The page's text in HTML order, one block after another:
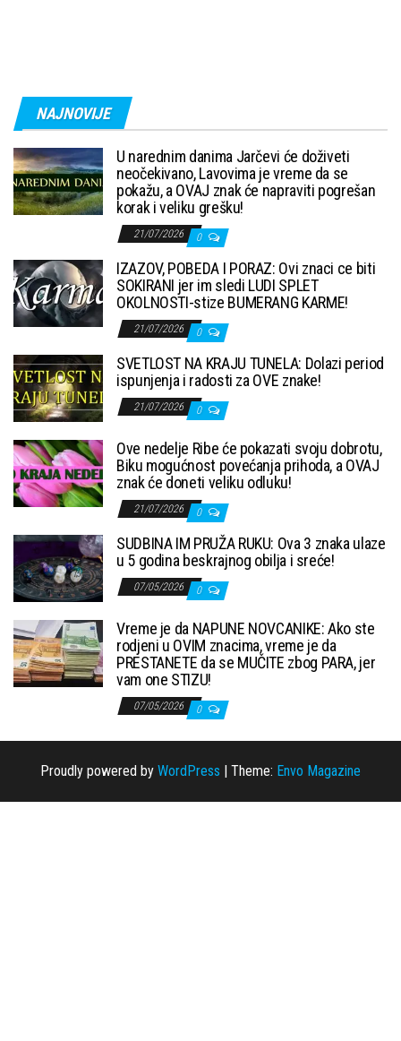
NAJNOVIJE
U narednim danima Jarčevi će doživeti
neočekivano, Lavovima je vreme da se
pokažu, a OVAJ znak će napraviti pogrešan
korak i veliku grešku!
21/07/2026 0
IZAZOV, POBEDA I PORAZ: Ovi znaci ce biti
SOKIRANI jer im sledi LUDI SPLET
OKOLNOSTI-stize BUMERANG KARME!
21/07/2026 0
SVETLOST NA KRAJU TUNELA: Dolazi period
ispunjenja i radosti za OVE znake!
21/07/2026 0
Ove nedelje Ribe će pokazati svoju dobrotu,
Biku mogućnost povećanja prihoda, a OVAJ
znak će doneti veliku odluku!
21/07/2026 0
SUDBINA IM PRUŽA RUKU: Ova 3 znaka ulaze
u 5 godina beskrajnog obilja i sreće!
07/05/2026 0
Vreme je da NAPUNE NOVCANIKE: Ako ste
rodjeni u OVIM znacima, vreme je da
PRESTANETE da se MUČITE zbog PARA, jer
vam one STIZU!
07/05/2026 0
Proudly powered by WordPress Theme: Envo Magazine